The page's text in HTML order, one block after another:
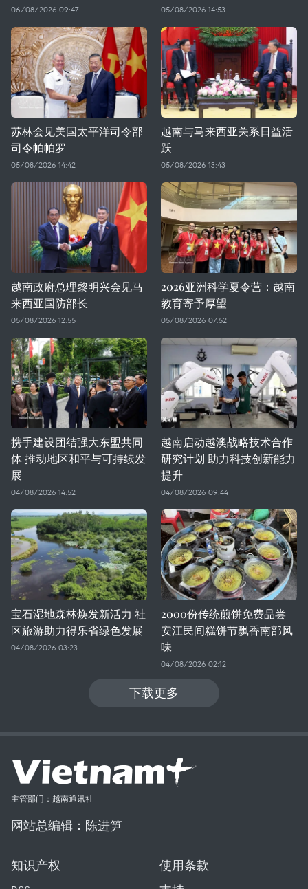
06/08/2026 09:47 05/08/2026 14:53
苏林会见美国太平洋司令部
司令帕帕罗
05/08/2026 14:42
越南与马来西亚关系日益活
跃
05/08/2026 13:43
越南政府总理黎明兴会见马
来西亚国防部长
05/08/2026 12:55
2026亚洲科学夏令营：越南
教育寄予厚望
05/08/2026 07:52
携手建设团结强大东盟共同
体 推动地区和平与可持续发
展
04/08/2026 14:52
越南启动越澳战略技术合作
研究计划 助力科技创新能力
提升
04/08/2026 09:44
宝石湿地森林焕发新活力 社
区旅游助力得乐省绿色发展
04/08/2026 03:23
2000份传统煎饼免费品尝
安江民间糕饼节飘香南部风
味
04/08/2026 02:12
下载更多
主管部门：越南通讯社
网站总编辑：陈进笋
知识产权
使用条款